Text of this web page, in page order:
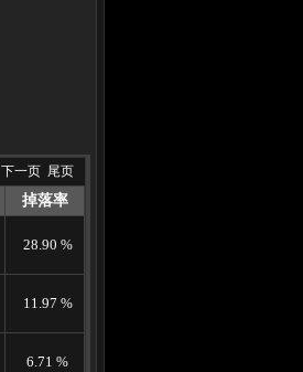
下一页 尾页
掉落率
28.90 %
11.97 %
6.71 %